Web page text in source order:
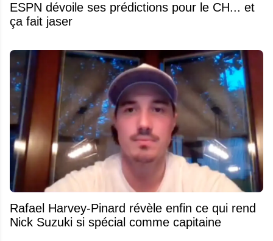
ESPN dévoile ses prédictions pour le CH... et
ça fait jaser
Rafael Harvey-Pinard révèle enfin ce qui rend
Nick Suzuki si spécial comme capitaine